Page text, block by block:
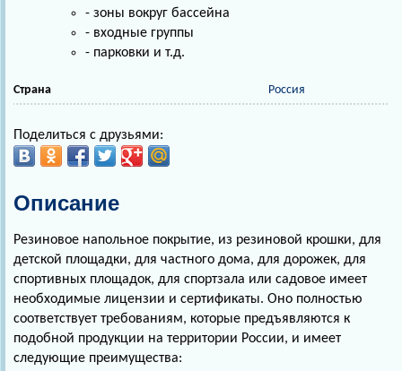
- зоны вокруг бассейна
- входные группы
- парковки и т.д.
Страна Россия
Поделиться с друзьями:
Описание
Резиновое напольное покрытие, из резиновой крошки, для
детской площадки, для частного дома, для дорожек, для
спортивных площадок, для спортзала или садовое имеет
необходимые лицензии и сертификаты. Оно полностью
соответствует требованиям, которые предъявляются к
подобной продукции на территории России, и имеет
следующие преимущества: